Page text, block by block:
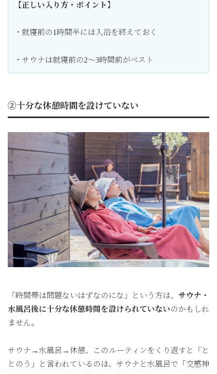
【正しい入り方・ポイント】
・就寝前の1時間半には入浴を終えておく
・サウナは就寝前の2〜3時間前がベスト
②十分な休憩時間を設けていない
「時間帯は問題ないはずなのにな」という方は、 サウナ・
水風呂後に十分な休憩時間を設けられていないのかもしれ
ません。
サウナ→水風呂→休憩、このルーティンをくり返すと「と
とのう」と言われているのは、サウナと水風呂で「交感神